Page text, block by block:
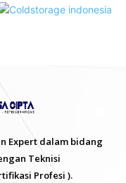
Expert dalam bidang
Teknisi
Profesi ).